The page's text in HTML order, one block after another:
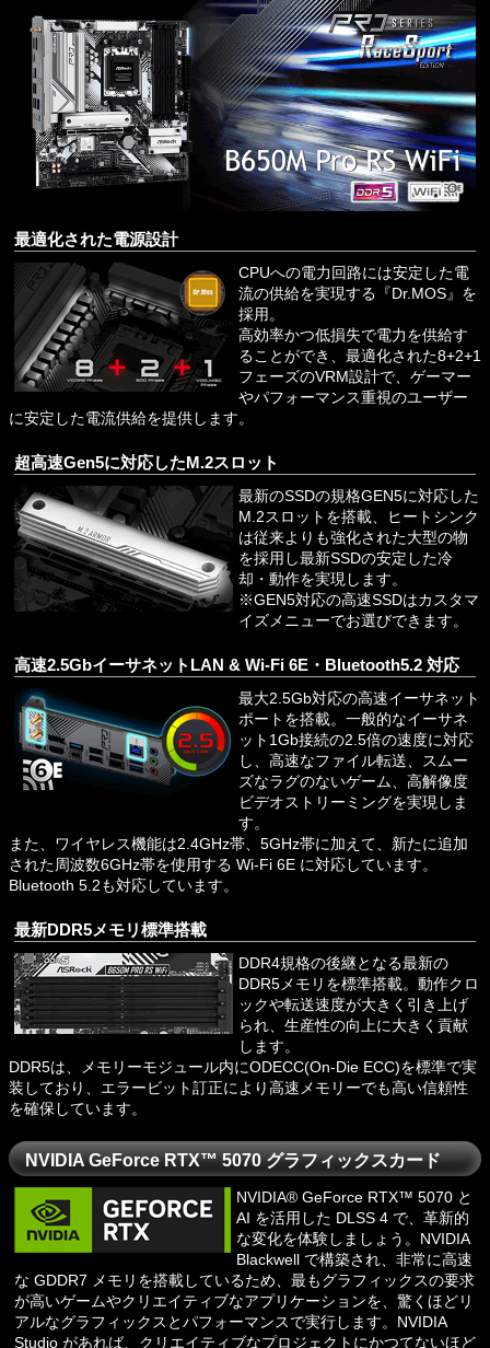
最適化された電源設計
CPUへの電力回路には安定した電
流の供給を実現する『Dr.MOS』を
採用。
高効率かつ低損失で電力を供給す
ることができ、最適化された8+2+1
フェーズのVRM設計で、ゲーマー
やパフォーマンス重視のユーザー
に安定した電流供給を提供します。
超高速Gen5に対応したM.2スロット
最新のSSDの規格GEN5に対応した
M.2スロットを搭載、ヒートシンク
は従来よりも強化された大型の物
を採用し最新SSDの安定した冷
却・動作を実現します。
※GEN5対応の高速SSDはカスタマ
イズメニューでお選びできます。
高速2.5GbイーサネットLAN & Wi-Fi 6E・Bluetooth5.2 対応
最大2.5Gb対応の高速イーサネット
ポートを搭載。一般的なイーサネ
ット1Gb接続の2.5倍の速度に対応
し、高速なファイル転送、スムー
ズなラグのないゲーム、高解像度
ビデオストリーミングを実現しま
す。
また、ワイヤレス機能は2.4GHz帯、5GHz帯に加えて、新たに追加
された周波数6GHz帯を使用する Wi-Fi 6E に対応しています。
Bluetooth 5.2も対応しています。
最新DDR5メモリ標準搭載
DDR4規格の後継となる最新の
DDR5メモリを標準搭載。動作クロ
ックや転送速度が大きく引き上げ
られ、生産性の向上に大きく貢献
します。
DDR5は、メモリーモジュール内にODECC(On-Die ECC)を標準で実
装しており、エラービット訂正により高速メモリーでも高い信頼性
を確保しています。
NVIDIA GeForce RTX™ 5070 グラフィックスカード
NVIDIA® GeForce RTX™ 5070 と
AI を活用した DLSS 4 で、革新的
な変化を体験しましょう。NVIDIA
Blackwell で構築され、非常に高速
な GDDR7 メモリを搭載しているため、最もグラフィックスの要求
が高いゲームやクリエイティブなアプリケーションを、驚くほどリ
アルなグラフィックスとパフォーマンスで実行します。NVIDIA
Studio があれば、クリエイティブなプロジェクトにかつてないほど